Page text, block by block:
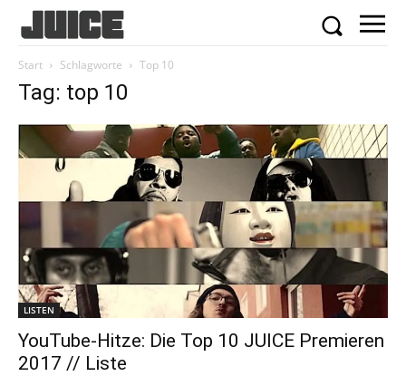
Start Schlagworte Top 10
Tag: top 10
LISTEN
YouTube-Hitze: Die Top 10 JUICE Premieren
2017 // Liste